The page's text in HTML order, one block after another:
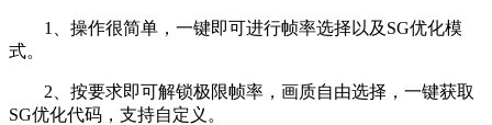
1、操作很简单，一键即可进行帧率选择以及SG优化模
式。
2、按要求即可解锁极限帧率，画质自由选择，一键获取
SG优化代码，支持自定义。